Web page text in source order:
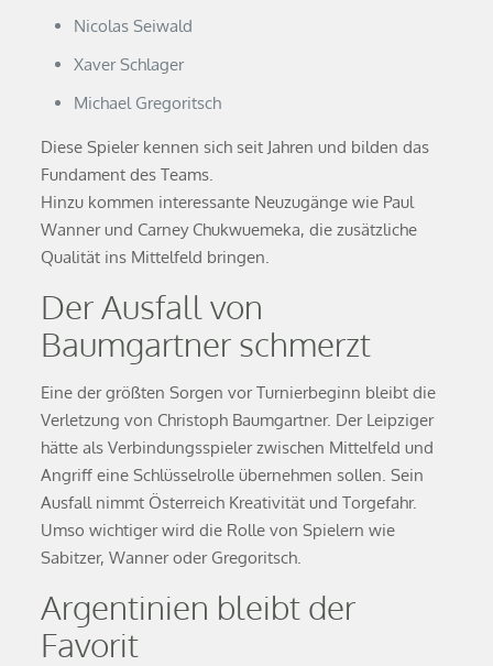
Nicolas Seiwald
Xaver Schlager
Michael Gregoritsch
Diese Spieler kennen sich seit Jahren und bilden das
Fundament des Teams.
Hinzu kommen interessante Neuzugänge wie Paul
Wanner und Carney Chukwuemeka, die zusätzliche
Qualität ins Mittelfeld bringen.
Der Ausfall von
Baumgartner schmerzt
Eine der größten Sorgen vor Turnierbeginn bleibt die
Verletzung von Christoph Baumgartner. Der Leipziger
hätte als Verbindungsspieler zwischen Mittelfeld und
Angriff eine Schlüsselrolle übernehmen sollen. Sein
Ausfall nimmt Österreich Kreativität und Torgefahr.
Umso wichtiger wird die Rolle von Spielern wie
Sabitzer, Wanner oder Gregoritsch.
Argentinien bleibt der
Favorit